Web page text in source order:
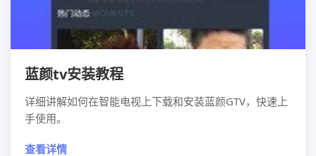
蓝颜tv安装教程
详细讲解如何在智能电视上下载和安装蓝颜GTV，快速上
手使用。
查看详情